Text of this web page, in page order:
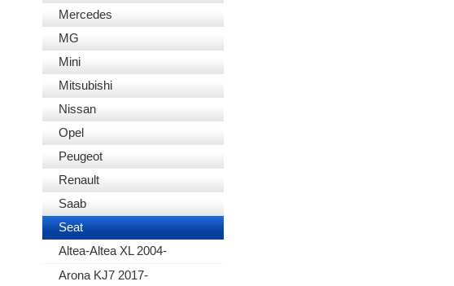
Mercedes
MG
Mini
Mitsubishi
Nissan
Opel
Peugeot
Renault
Saab
Seat
Altea-Altea XL 2004-
Arona KJ7 2017-